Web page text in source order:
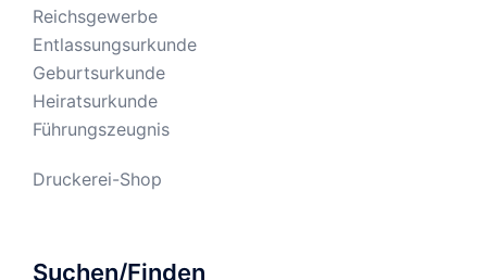
Reichsgewerbe
Entlassungsurkunde
Geburtsurkunde
Heiratsurkunde
Führungszeugnis
Druckerei-Shop
Suchen/Finden